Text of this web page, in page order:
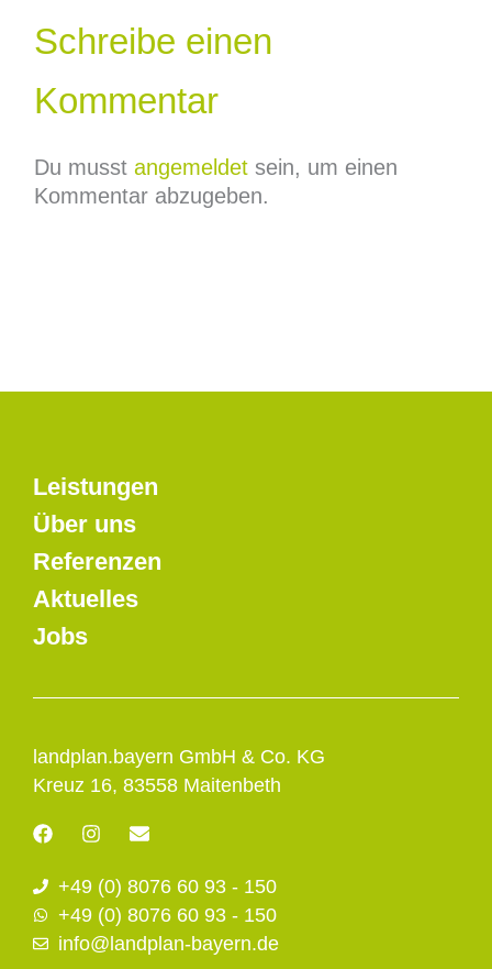
Schreibe einen
Kommentar
Du musst angemeldetsein, um einen
Kommentar abzugeben.
landplan.bayern GmbH & Co. KG
Kreuz 16, 83558 Maitenbeth
F
a
e
b
o
o
I
n
t
a
g
r
E
e
l
o
p
+49 (0) 8076 60 93 - 150
+49 (0) 8076 60 93 - 150
info@landplan-bayern.de
Leistungen
Über uns
Referenzen
Aktuelles
Jobs